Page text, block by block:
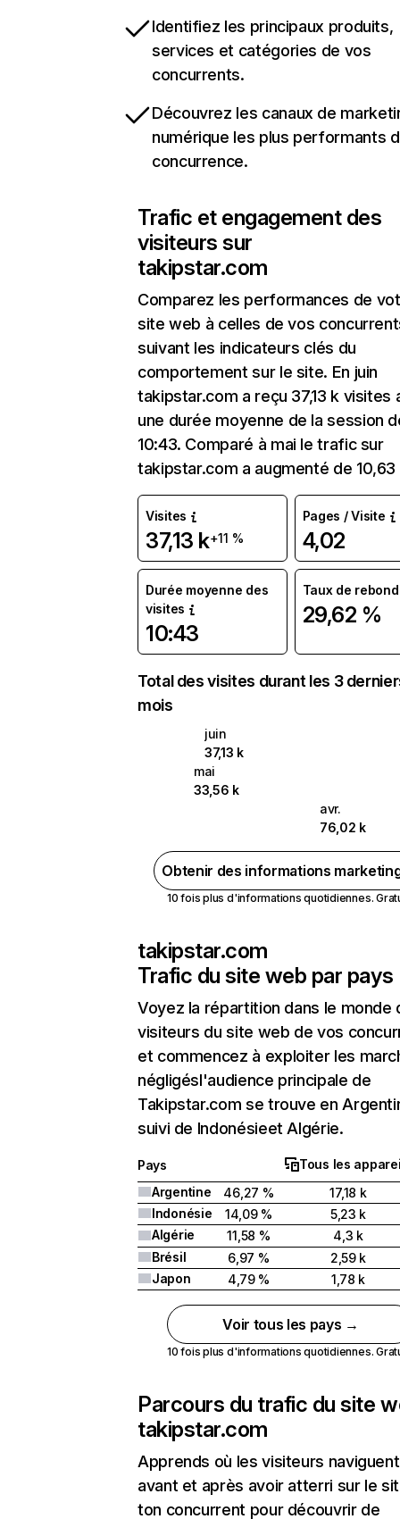
Identifiez les principaux produits,
services et catégories de vos
concurrents.
Découvrez les canaux de
numérique les plus performants
concurrence.
Trafic et engagement des
visiteurs sur
takipstar.com
Comparez les performances de
site web à celles de vos
suivant les indicateurs clés du
comportement sur le site. En juin
takipstar.com a reçu 37,13 k visites
une durée moyenne de la session
10:43. Comparé à mai le trafic sur
takipstar.com a augmenté de 10,63
Visites
37,13 k+11 %
Pages / Visite
4,02
Durée moyenne des
visites
10:43
Taux de rebond
29,62 %
Total des visites durant les 3
mois
juin
37,13 k
mai
33,56 k
avr.
76,02 k
Obtenir des informations
10 fois plus d'informations quotidiennes.
takipstar.com
Trafic du site web par pays
Voyez la répartition dans le monde
visiteurs du site web de vos
et commencez à exploiter les
négligésl'audience principale de
Takipstar.com se trouve en
suivi de Indonésieet Algérie.
Pays
Tous les
Argentine
46,27 %
17,18 k
Indonésie
14,09 %
5,23 k
Algérie
11,58 %
4,3 k
Brésil
6,97 %
2,59 k
Japon
4,79 % 1,78 k
Voir tous les pays →
10 fois plus d'informations quotidiennes.
Parcours du trafic du site
takipstar.com
Apprends où les visiteurs naviguent
avant et après avoir atterri sur le
ton concurrent pour découvrir de